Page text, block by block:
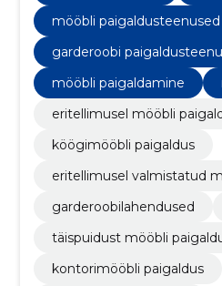
mööbli paigaldusteenused
garderoobi
mööbli paigaldamine
eritellimusel mööbli
köögimööbli paigaldus
eritellimusel valmistatud
garderoobilahendused
täispuidust mööbli
kontorimööbli paigaldus